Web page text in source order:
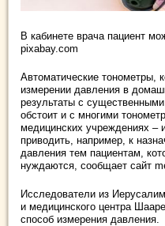
В кабинете врача пациент
pixabay.com
Автоматические тонометры,
измерении давления в
результаты с
обстоит и с многими
медицинских учреждениях –
приводить, например, к
давления тем пациентам,
нуждаются, сообщает сайт
Исследователи из
и медицинского центра
способ измерения давления.